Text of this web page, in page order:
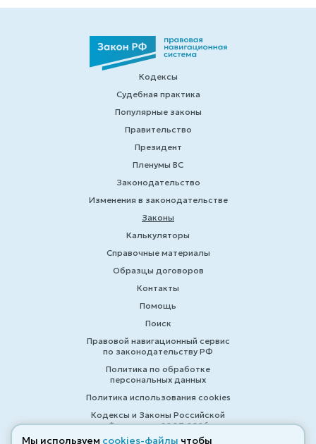
Кодексы
Судебная практика
Популярные законы
Правительство
Президент
Пленумы ВС
Законодательство
Изменения в законодательстве
Законы
Калькуляторы
Справочные материалы
Образцы договоров
Контакты
Помощь
Поиск
Правовой навигационный сервис
по законодательству РФ
Политика по обработке
персональных данных
Политика использования cookies
Кодексы и Законы Российской
Федерации 2007-2026
Мы используем cookies-файлы чтобы